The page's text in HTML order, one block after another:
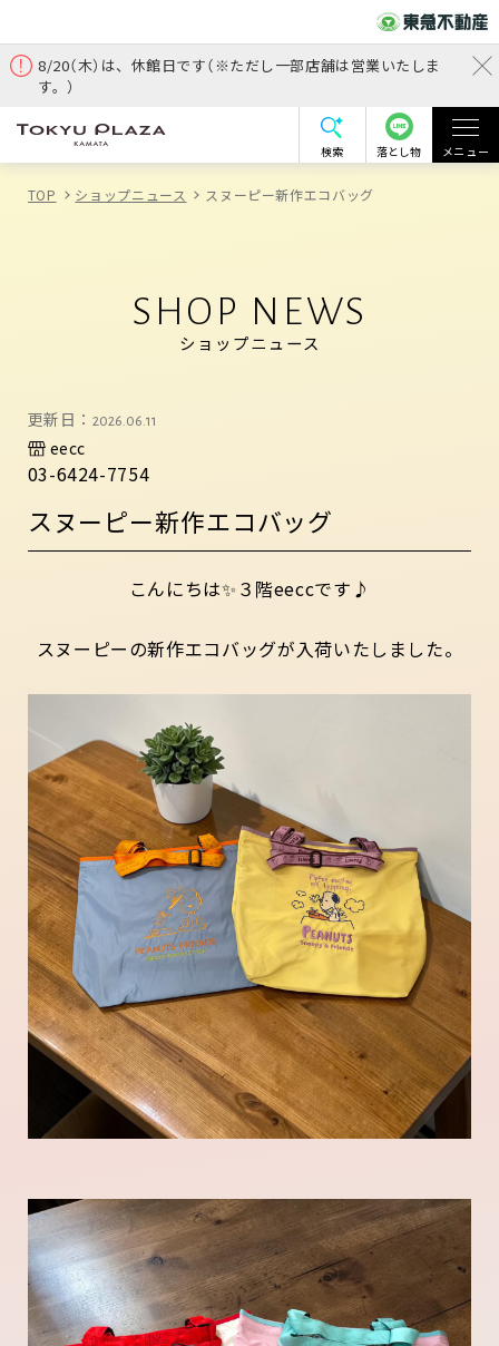
8/20（木）は、休館日です（※ただし一部店舗は営業いたしま
す。）
検索 落とし物 メニュー
TOP ショップニュース スヌーピー新作エコバッグ
SHOP NEWS
ショップニュース
更新日： 2026.06.11
eecc
03-6424-7754
スヌーピー新作エコバッグ
こんにちは✨３階eeccです♪
スヌーピーの新作エコバッグが入荷いたしました。